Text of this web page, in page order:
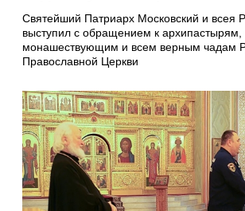
Святейший Патриарх Московский и всея
выступил с обращением к архипастырям,
монашествующим и всем верным чадам
Православной Церкви